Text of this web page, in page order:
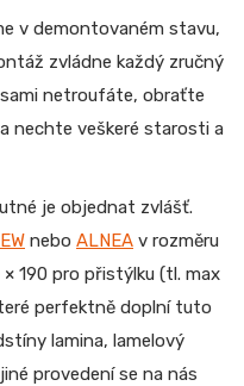
v demontovaném stavu,
zvládne každý zručný
netroufáte, obraťte
nechte veškeré starosti a
je objednat zvlášť.
nebo ALNEA v rozměru
190 pro přistýlku (tl. max
perfektně doplní tuto
lamina, lamelový
provedení se na nás